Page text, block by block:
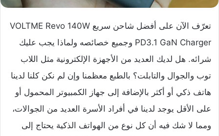
تعرّف الآن على أفضل شاحن سريع VOLTME Revo 140W
PD3.1 GaN Charger وجميع خصائصه ولماذا يجب عليك
شرائه. هل لديك العديد من الأجهزة الإلكترونية مثل اللاب
توب والجوال والتابلت؟ بالطبع معظمنا وإن لم نكن كلنا لدينا
هاتف ذكي أو أكثر بالإضافة إلى جهاز الكمبيوتر المحمول أو
على الأقل يوجد لدينا في أفراد الأسرة العديد من الجوالات،
ومما لا شك فيه أن كل نوع من الهواتف الذكية يحتاج إلى